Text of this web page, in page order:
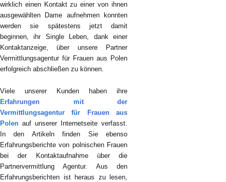
wirklich einen Kontakt zu einer von ihnen
ausgewählten Dame aufnehmen konnten
werden sie spätestens jetzt damit
beginnen, ihr Single Leben, dank einer
Kontaktanzeige, über unsere Partner
Vermittlungsagentur für Frauen aus Polen
erfolgreich abschließen zu können.
Viele unserer Kunden haben ihre
Erfahrungen mit der
Vermittlungsagentur für Frauen aus
Polen auf unserer Internetseite verfasst.
In den Artikeln finden Sie ebenso
Erfahrungsberichte von polnischen Frauen
bei der Kontaktaufnahme über die
Partnervermittlung Agentur. Aus den
Erfahrungsberichten ist heraus zu lesen,